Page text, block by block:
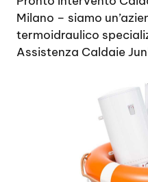
Milano – siamo
termoidraulico
Assistenza Caldaie